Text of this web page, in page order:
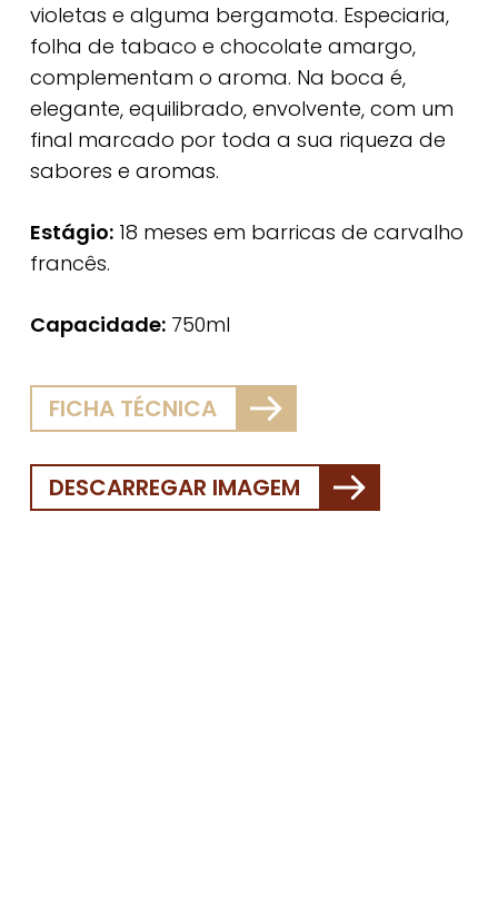
violetas e alguma bergamota. Especiaria,
folha de tabaco e chocolate amargo,
complementam o aroma. Na boca é,
elegante, equilibrado, envolvente, com um
final marcado por toda a sua riqueza de
sabores e aromas.
Estágio:18 meses em barricas de carvalho
francês.
Capacidade:750ml
FICHA TÉCNICA
DESCARREGAR IMAGEM